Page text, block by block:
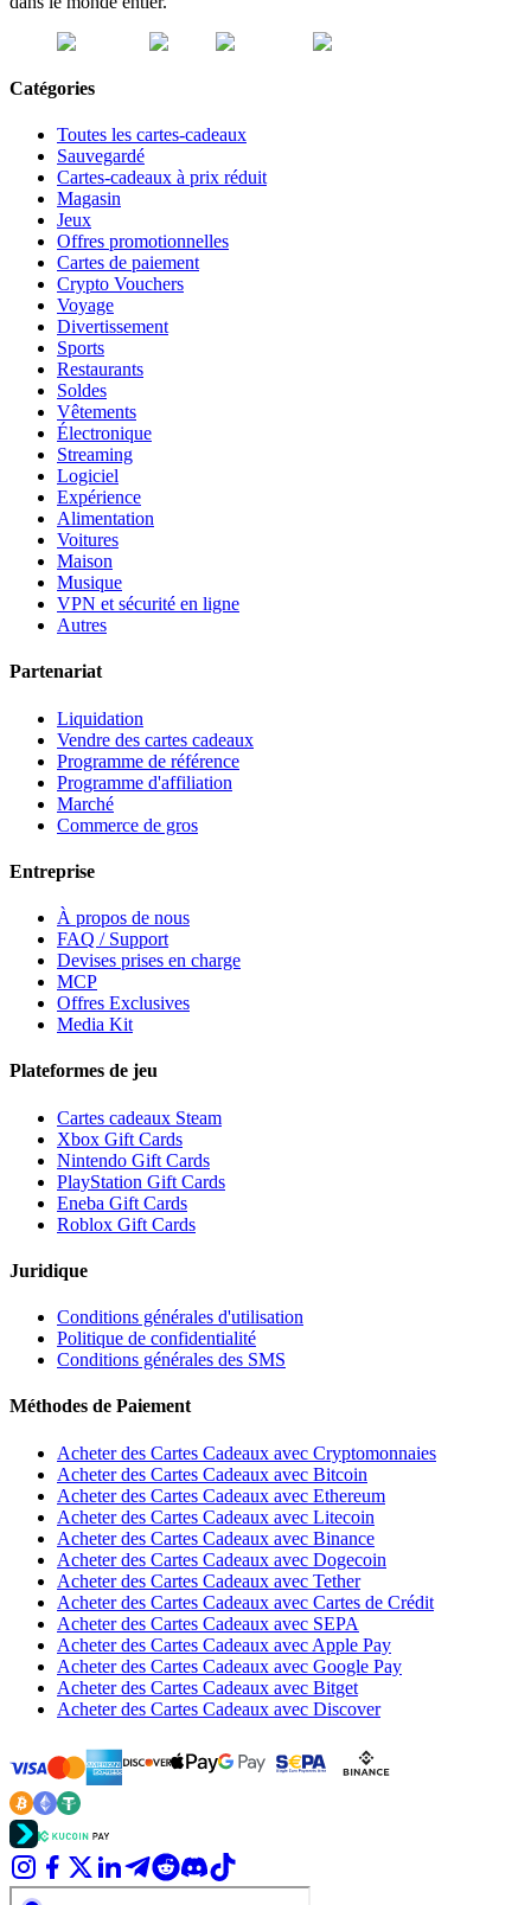
Catégories
Toutes les cartes-cadeaux
Sauvegardé
Cartes-cadeaux à prix réduit
Magasin
Jeux
Offres promotionnelles
Cartes de paiement
Crypto Vouchers
Voyage
Divertissement
Sports
Restaurants
Soldes
Vêtements
Électronique
Streaming
Logiciel
Expérience
Alimentation
Voitures
Maison
Musique
VPN et sécurité en ligne
Autres
Partenariat
Liquidation
Vendre des cartes cadeaux
Programme de référence
Programme d'affiliation
Marché
Commerce de gros
Entreprise
À propos de nous
FAQ / Support
Devises prises en charge
MCP
Offres Exclusives
Media Kit
Plateformes de jeu
Cartes cadeaux Steam
Xbox Gift Cards
Nintendo Gift Cards
PlayStation Gift Cards
Eneba Gift Cards
Roblox Gift Cards
Juridique
Conditions générales d'utilisation
Politique de confidentialité
Conditions générales des SMS
Méthodes de Paiement
Acheter des Cartes Cadeaux avec Cryptomonnaies
Acheter des Cartes Cadeaux avec Bitcoin
Acheter des Cartes Cadeaux avec Ethereum
Acheter des Cartes Cadeaux avec Litecoin
Acheter des Cartes Cadeaux avec Binance
Acheter des Cartes Cadeaux avec Dogecoin
Acheter des Cartes Cadeaux avec Tether
Acheter des Cartes Cadeaux avec Cartes de Crédit
Acheter des Cartes Cadeaux avec SEPA
Acheter des Cartes Cadeaux avec Apple Pay
Acheter des Cartes Cadeaux avec Google Pay
Acheter des Cartes Cadeaux avec Bitget
Acheter des Cartes Cadeaux avec Discover